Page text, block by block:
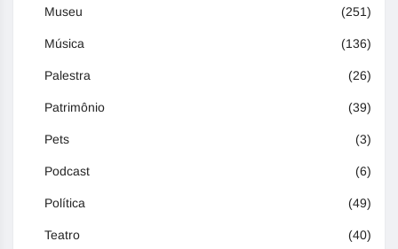
Museu (251)
Música (136)
Palestra (26)
Patrimônio (39)
Pets (3)
Podcast (6)
Política (49)
Teatro (40)